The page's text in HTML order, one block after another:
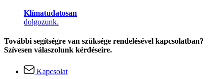
Klímatudatosan
dolgozunk.
További segítségre van szüksége rendelésével kapcsolatban?
Szívesen válaszolunk kérdéseire.
Kapcsolat